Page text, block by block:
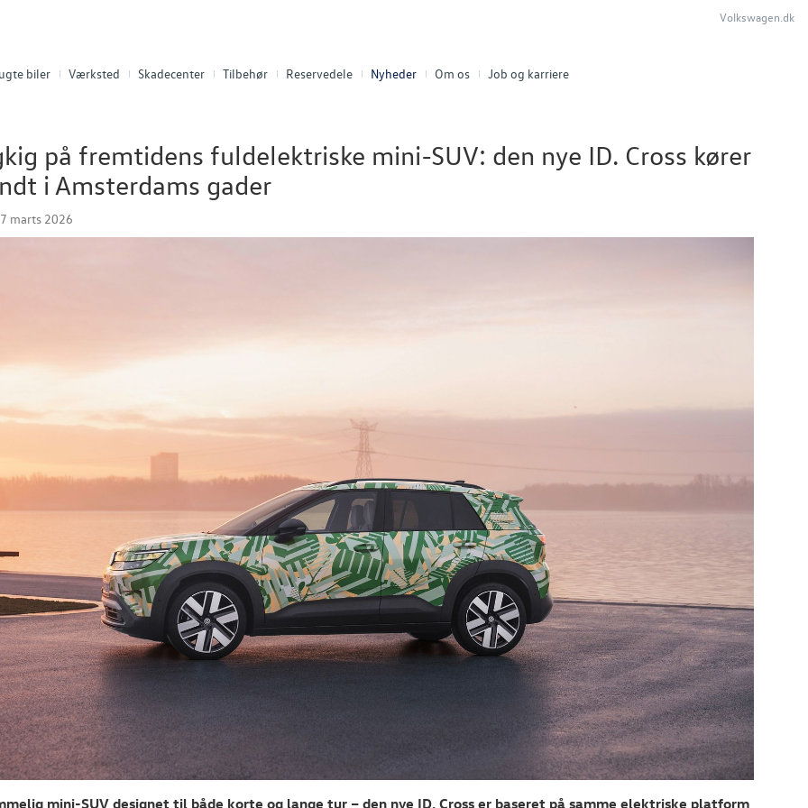
biler Værksted Skadecenter Tilbehør Reservedele Nyheder Om os Job og karriere
Volkswagen.dk
på fremtidens fuldelektriske mini-SUV: den nye ID. Cross kører
i Amsterdams gader
marts 2026
mini-SUV designet til både korte og lange tur – den nye ID. Cross er baseret på samme elektriske platform